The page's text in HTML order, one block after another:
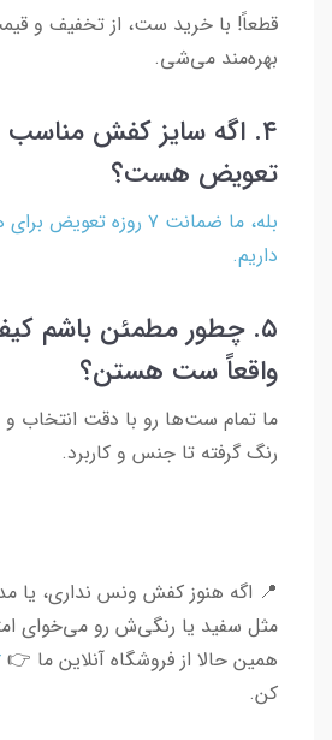
قطعاً! با خرید ست، از تخفیف و
بهره‌مند می‌شی.
۴. اگه سایز کفش مناسب
تعویض هست؟
بله، ما ضمانت ۷ روزه
داریم.
۵. چطور مطمئن باشم
واقعاً ست هستن؟
ما تمام ست‌ها رو با دقت انتخاب و
رنگ گرفته تا جنس و کاربرد.
📍 اگه هنوز کفش ونس نداری، یا
مثل سفید یا رنگی‌ش رو می‌خوای
همین حالا از فروشگاه آنلاین ما 👉
کن.